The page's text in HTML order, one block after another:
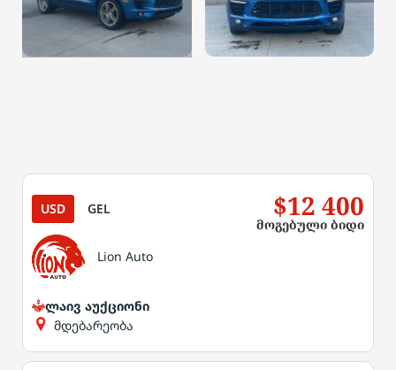
USD GEL $12 400
მოგებული ბიდი
Lion Auto
ლაივ აუქციონი
მდებარეობა